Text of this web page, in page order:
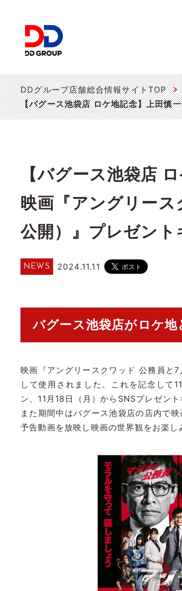
DDグループ店舗総合情報サイトTOP
【バグース池袋店 ロケ地記念】上田慎
【バグース池袋店
映画『アングリー
公開）』プレゼン
NEWS 2024.11.11
バグース池袋店がロケ地
映画『アングリースクワッド 公務員と
して使用されました。これを記念して
ン、11月18日（月）からSNSプレゼン
また期間中はバグース池袋店の店内で
予告動画を放映し映画の世界観をお楽し